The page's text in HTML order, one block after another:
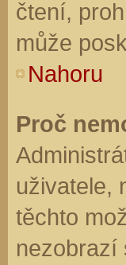
čtení,
může
Nahoru
Proč
uživatele,
těchto
nezobrazí